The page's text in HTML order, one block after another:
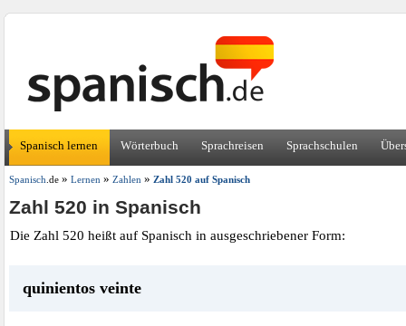
Spanisch lernen Wörterbuch Sprachreisen Sprachschulen
Spanisch .de» Lernen» Zahlen» Zahl 520 auf Spanisch
Zahl 520 in Spanisch
Die Zahl 520 heißt auf Spanisch in ausgeschriebener Form:
quinientos veinte